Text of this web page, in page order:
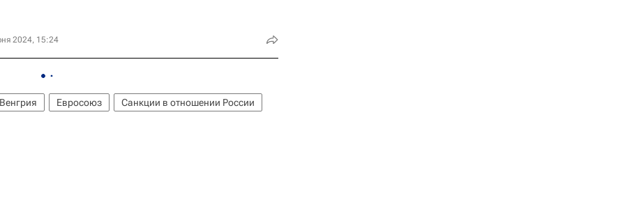
2024, 15:24
Венгрия Евросоюз Санкции в отношении России